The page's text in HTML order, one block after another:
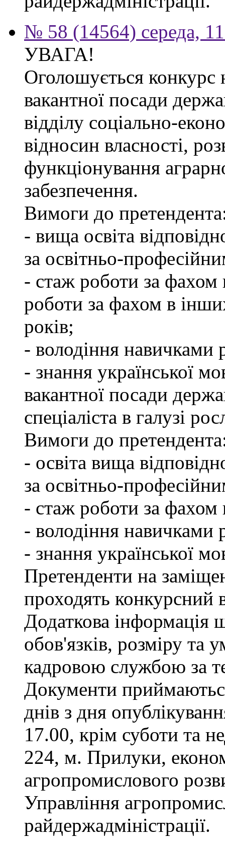
№ 58 (14564) середа,
УВАГА!
Оголошується конкурс
вакантної посади
відділу соціально-
відносин власності,
функціонування
забезпечення.
Вимоги до
- вища освіта
за освітньо-
- стаж роботи за
роботи за фахом в
років;
- володіння навичками
- знання української
вакантної посади
спеціаліста в галузі
Вимоги до
- освіта вища
за освітньо-
- стаж роботи за
- володіння навичками
- знання української
Претенденти на
проходять конкурсний
Додаткова інформація
обов'язків, розміру та
кадровою службою за
Документи
днів з дня
17.00, крім суботи та
224, м. Прилуки,
агропромислового
Управління
райдержадміністрації.